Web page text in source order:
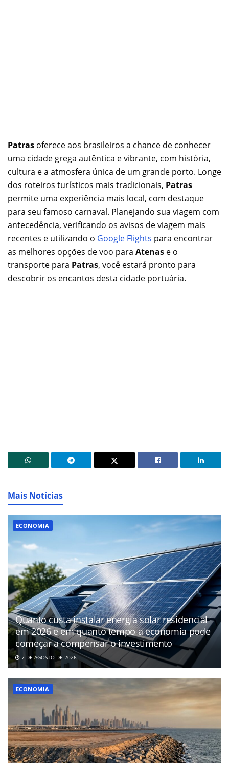
Patras oferece aos brasileiros a chance de conhecer
uma cidade grega autêntica e vibrante, com história,
cultura e a atmosfera única de um grande porto. Longe
dos roteiros turísticos mais tradicionais, Patras
permite uma experiência mais local, com destaque
para seu famoso carnaval. Planejando sua viagem com
antecedência, verificando os avisos de viagem mais
recentes e utilizando o Google Flights para encontrar
as melhores opções de voo para Atenas e o
transporte para Patras, você estará pronto para
descobrir os encantos desta cidade portuária.
Mais Notícias
ECONOMIA
Quanto custa instalar energia solar residencial
em 2026 e em quanto tempo a economia pode
começar a compensar o investimento
7 DE AGOSTO DE 2026
ECONOMIA